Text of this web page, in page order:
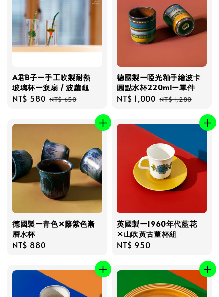
A君B子ー手工吹製耐熱
玻璃杯ー淚扇 / 波蘿龜
Sale
NT$ 580 Regular
NT$ 650
德國製ー啞光釉手繪波卡
圓點水杯220mlー單件
Sale
NT$ 1,000 Regular
NT$ 1,280
德國製ー青色✕藤紫色漸
層水杯
Regular
NT$ 880
英國製ー1960年代藍花
✕山吹黃古董杯組
Regular
NT$ 950